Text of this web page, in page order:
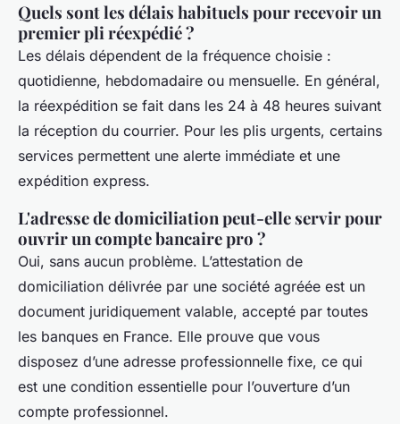
Quels sont les délais habituels pour recevoir un
premier pli réexpédié ?
Les délais dépendent de la fréquence choisie :
quotidienne, hebdomadaire ou mensuelle. En général,
la réexpédition se fait dans les 24 à 48 heures suivant
la réception du courrier. Pour les plis urgents, certains
services permettent une alerte immédiate et une
expédition express.
L'adresse de domiciliation peut-elle servir pour
ouvrir un compte bancaire pro ?
Oui, sans aucun problème. L’attestation de
domiciliation délivrée par une société agréée est un
document juridiquement valable, accepté par toutes
les banques en France. Elle prouve que vous
disposez d’une adresse professionnelle fixe, ce qui
est une condition essentielle pour l’ouverture d’un
compte professionnel.